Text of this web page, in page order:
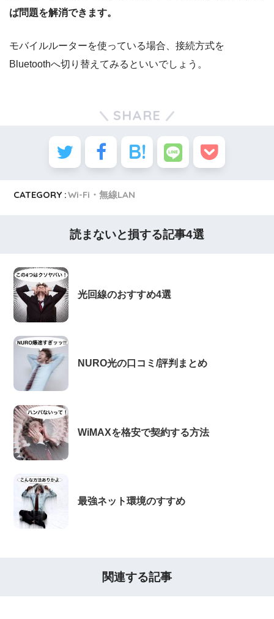
ば問題を解消できます。
モバイルルーターを使っている場合、接続方式を
Bluetoothへ切り替えてみるといいでしょう。
SHARE
CATEGORY :Wi-Fi・無線LAN
読まないと損する記事4選
光回線のおすすめ4選
NURO光の口コミ/評判まとめ
WiMAXを格安で契約する方法
最強ネット環境のすすめ
関連する記事